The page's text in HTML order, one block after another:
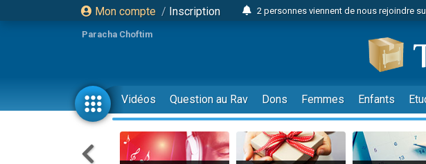
Mon compte / Inscription
2 personnes viennent de nous rejoindre
3 personnes viennent de faire un don
2 personnes viennent de faire un don
3 personnes viennent de nous rejoindre
11 personnes viennent de demander une
3 personnes viennent de faire un don
Il reste 49 places pour étudier en
Paracha Choftim
Vidéos Question au Rav Dons Femmes Enfants